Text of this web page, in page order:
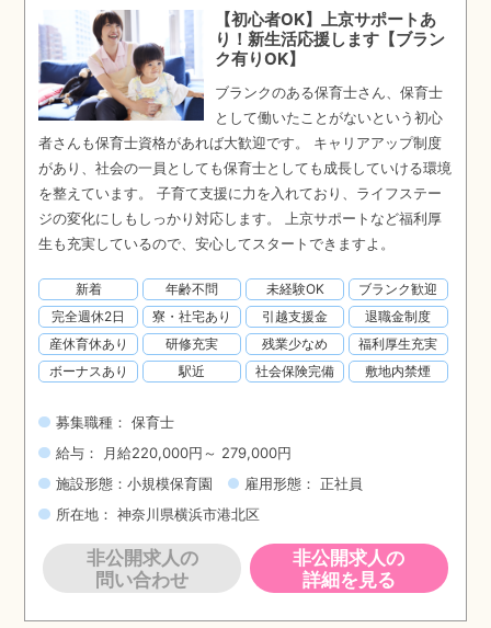
【初心者OK】上京サポートあ
り！新生活応援します【ブラン
ク有りOK】
ブランクのある保育士さん、保育士
として働いたことがないという初心
者さんも保育士資格があれば大歓迎です。 キャリアアップ制度
があり、社会の一員としても保育士としても成長していける環境
を整えています。 子育て支援に力を入れており、ライフステー
ジの変化にしもしっかり対応します。 上京サポートなど福利厚
生も充実しているので、安心してスタートできますよ。
新着 年齢不問 未経験OK
ブランク歓迎
完全週休2日
寮・社宅あり 引越支援金
退職金制度
産休育休あり
研修充実 残業少なめ
福利厚生充実
ボーナスあり
駅近 社会保険完備 敷地内禁煙
募集職種： 保育士
給与： 月給220,000円～ 279,000円
施設形態：小規模保育園
雇用形態： 正社員
所在地： 神奈川県横浜市港北区
非公開求人の
問い合わせ
非公開求人の
詳細を見る